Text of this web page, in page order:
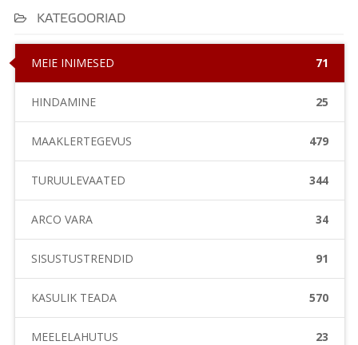
KATEGOORIAD
MEIE INIMESED 71
HINDAMINE 25
MAAKLERTEGEVUS 479
TURUÜLEVAATED 344
ARCO VARA 34
SISUSTUSTRENDID 91
KASULIK TEADA 570
MEELELAHUTUS 23